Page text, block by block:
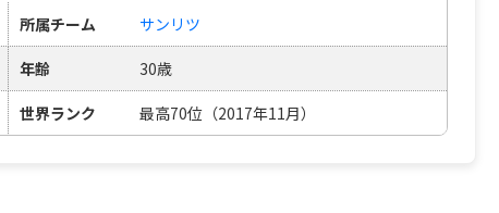
所属チーム サンリツ
年齢 30歳
世界ランク 最高70位（2017年11月）